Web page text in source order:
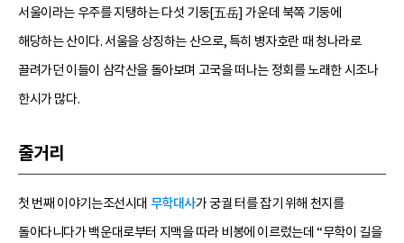
서울이라는 우주를 지탱하는 다섯 기둥[五岳] 가운데 북쪽 기둥에
해당하는 산이다. 서울을 상징하는 산으로, 특히 병자호란 때 청나라로
끌려가던 이들이 삼각산을 돌아보며 고국을 떠나는 정회를 노래한 시조나
한시가 많다.
줄거리
첫 번째 이야기는조선시대 무학대사가 궁궐 터를 잡기 위해 천지를
돌아다니다가 백운대로부터 지맥을 따라 비봉에 이르렀는데 “무학이 길을